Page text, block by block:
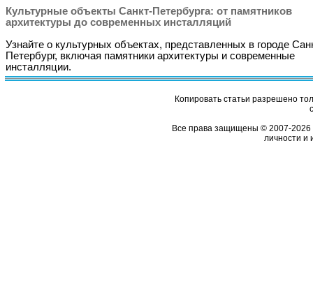
Культурные объекты Санкт-Петербурга: от памятников
архитектуры до современных инсталляций
Узнайте о культурных объектах, представленных в городе
Петербург, включая памятники архитектуры и современные
инсталляции.
Копировать статьи разрешено
Все права защищены © 2007-2026
личности и